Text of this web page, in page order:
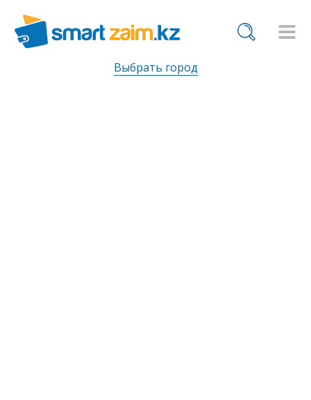
Выбрать город